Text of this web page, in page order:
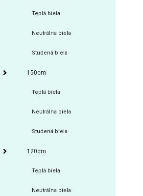
Teplá biela
Neutrálna biela
Studená biela
150cm
Teplá biela
Neutrálna biela
Studená biela
120cm
Teplá biela
Neutrálna biela